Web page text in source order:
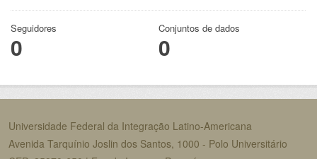
Seguidores
0
Conjuntos de dados
0
Universidade Federal da Integração Latino-Americana
Avenida Tarquínio Joslin dos Santos, 1000 - Polo Universitário